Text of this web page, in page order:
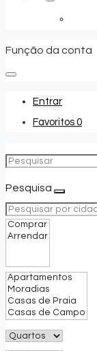
Função da conta
Entrar
Favoritos 0
Pesquisa